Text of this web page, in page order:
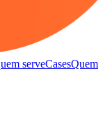
serveCasesQuem